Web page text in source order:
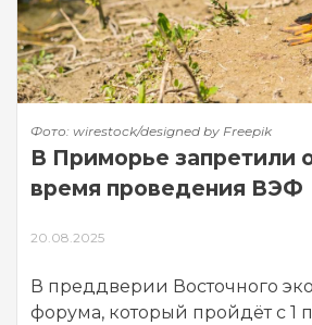
Фото: wirestock/designed by Freepik
В Приморье запретили
время проведения ВЭФ
20.08.2025
В преддверии Восточного
форума, который пройдёт с 1